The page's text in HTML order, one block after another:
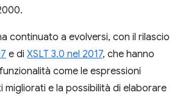
continuato a evolversi, con il rilascio
e di XSLT 3.0 nel 2017, che hanno
come le espressioni
migliorati e la possibilità di elaborare